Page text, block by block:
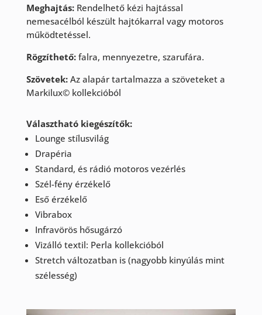
Meghajtás:Rendelhető kézi hajtással
nemesacélból készült hajtókarral vagy motoros
működtetéssel.
Rögzíthető:falra, mennyezetre, szarufára.
Szövetek:Az alapár tartalmazza a szöveteket a
Markilux© kollekcióból
Választható kiegészítők:
Lounge stílusvilág
Drapéria
Standard, és rádió motoros vezérlés
Szél-fény érzékelő
Eső érzékelő
Vibrabox
Infravörös hősugárzó
Vizálló textil: Perla kollekcióból
Stretch változatban is (nagyobb kinyúlás mint
szélesség)